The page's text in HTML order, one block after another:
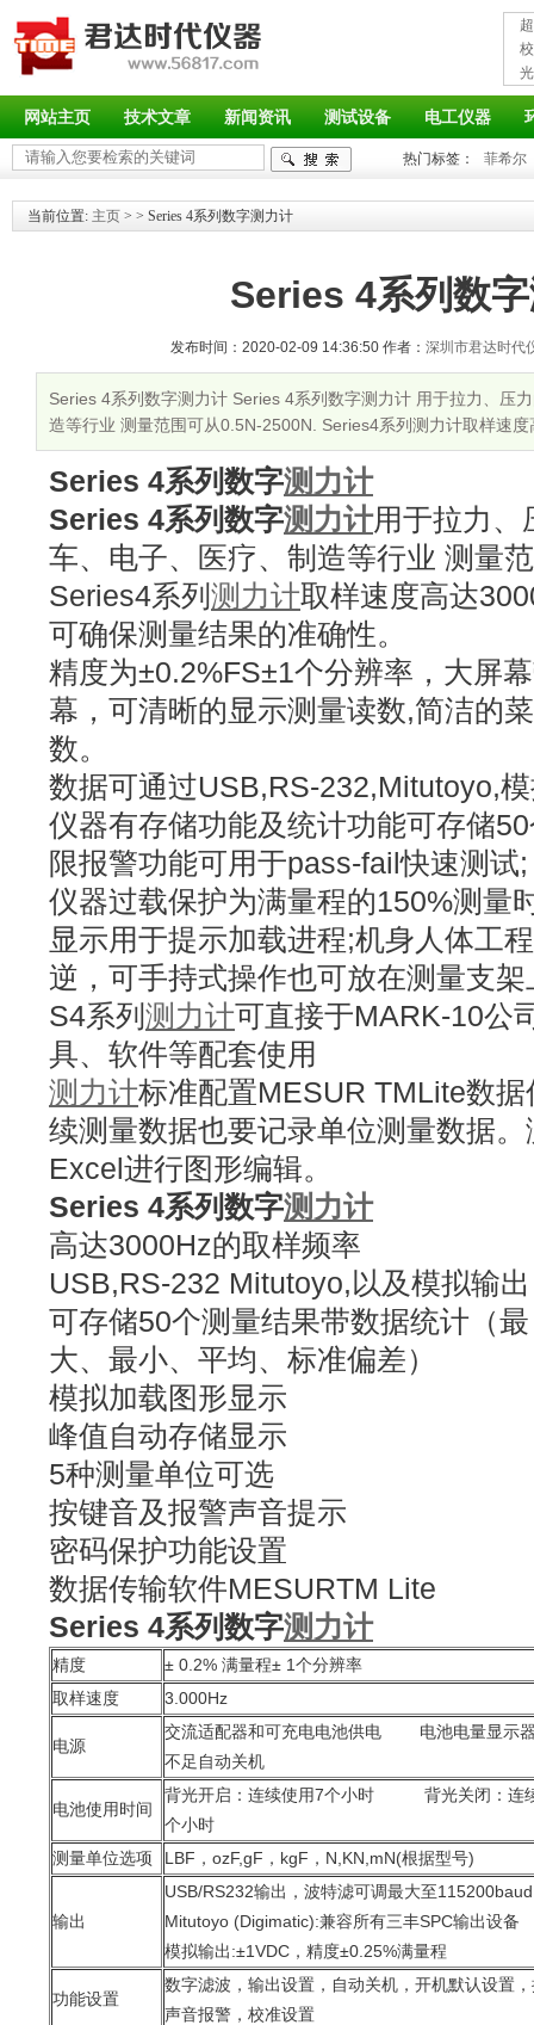
网站主页 技术文章 新闻资讯 测试设备 电工仪器
热门标签： 菲希尔
当前位置: 主页 > > Series 4系列数字测力计
Series 4系列数
发布时间：2020-02-09 14:36:50 作者： 深圳市君达时代
Series 4系列数字测力计 Series 4系列数字测力计 用于拉力、压
造等行业 测量范围可从0.5N-2500N. Series4系列测力计取样速
Series 4系列数字测力计
Series 4系列数字测力计用于拉力、
车、电子、医疗、制造等行业 测量
Series4系列 测力计取样速度高达
可确保测量结果的准确性。
精度为±0.2%FS±1个分辨率，大屏
幕，可清晰的显示测量读数,简洁的
数。
数据可通过USB,RS-232,Mitutoyo,
仪器有存储功能及统计功能可存储
限报警功能可用于pass-fail快速测试
仪器过载保护为满量程的150%测量
显示用于提示加载进程;机身人体工
逆，可手持式操作也可放在测量支架
S4系列 测力计可直接于MARK-10公
具、软件等配套使用
测力计标准配置MESUR TMLite数
续测量数据也要记录单位测量数据
Excel进行图形编辑。
Series 4系列数字测力计
高达3000Hz的取样频率
USB,RS-232 Mitutoyo,以及模拟输出
可存储50个测量结果带数据统计（最
大、最小、平均、标准偏差）
模拟加载图形显示
峰值自动存储显示
5种测量单位可选
按键音及报警声音提示
密码保护功能设置
数据传输软件MESURTM Lite
Series 4系列数字测力计
精度
± 0.2% 满量程± 1个分辨率
取样速度
3.000Hz
电源
交流适配器和可充电电池供电 电池电量显示
不足自动关机
电池使用时间
背光开启：连续使用7个小时 背光关闭：连
个小时
测量单位选项
LBF，ozF,gF，kgF，N,KN,mN(根据型号)
输出
USB/RS232输出，波特滤可调最大至115200baud
Mitutoyo (Digimatic):兼容所有三丰SPC输出设备
模拟输出:±1VDC，精度±0.25%满量程
功能设置
数字滤波，输出设置，自动关机，开机默认设置
声音报警，校准设置